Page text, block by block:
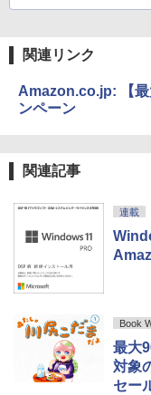
関連リンク
Amazon.co.jp: 【
ンペーン
関連記事
連載
Book
最大
対象
セー